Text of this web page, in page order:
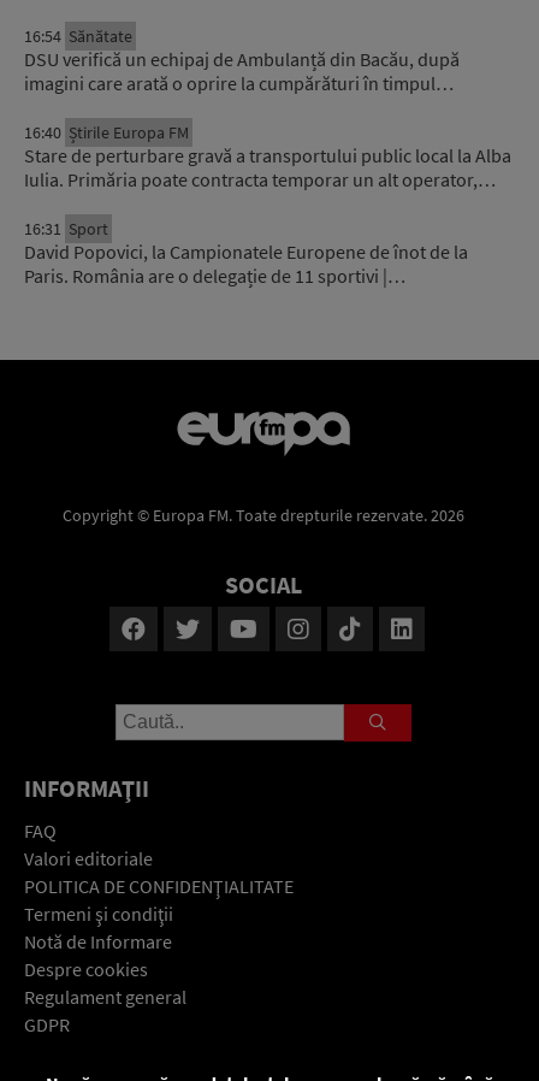
16:54 Sănătate
DSU verifică un echipaj de Ambulanță din Bacău, după
imagini care arată o oprire la cumpărături în timpul…
16:40 Știrile Europa FM
Stare de perturbare gravă a transportului public local la Alba
Iulia. Primăria poate contracta temporar un alt operator,…
16:31 Sport
David Popovici, la Campionatele Europene de înot de la
Paris. România are o delegație de 11 sportivi |…
Copyright © Europa FM. Toate drepturile rezervate. 2026
SOCIAL
INFORMAŢII
FAQ
Valori editoriale
POLITICA DE CONFIDENŢIALITATE
Termeni şi condiţii
Notă de Informare
Despre cookies
Regulament general
GDPR